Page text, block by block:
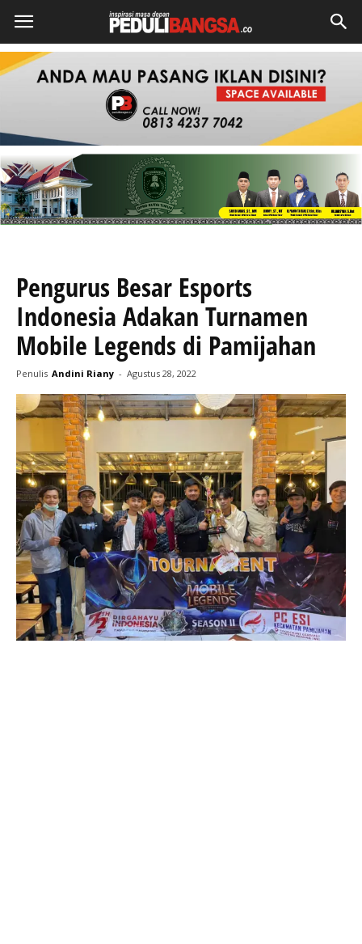
Pengurus Besar Esports
Indonesia Adakan Turnamen
Mobile Legends di Pamijahan
Penulis Andini Riany - Agustus 28, 2022